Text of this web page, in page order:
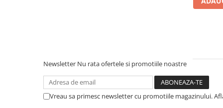
Senzatii/Dragoste
Senzatii/Erotic
Newsletter Nu rata ofertele si promotiile noastre
Vreau sa primesc newsletter cu promotiile magazinului.